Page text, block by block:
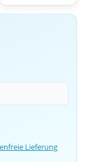
Lieferung